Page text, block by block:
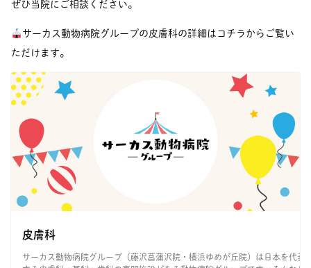
ぜひ当院にご相談ください。
サーカス動物病院グループの皮膚科の詳細はコチラからご覧い
ただけます。
皮膚科
サーカス動物病院グループ（藤沢菖蒲沢院・横浜ゆめが丘院）は日本を代表